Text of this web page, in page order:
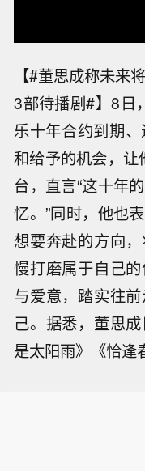
【#董思成称未来
3部待播剧#】8日
乐十年合约到期
和给予的机会，
台，直言“这十年
忆。”同时，他也
想要奔赴的方向
慢打磨属于自己
与爱意，踏实往
己。据悉，董思
是太阳雨》《恰逢